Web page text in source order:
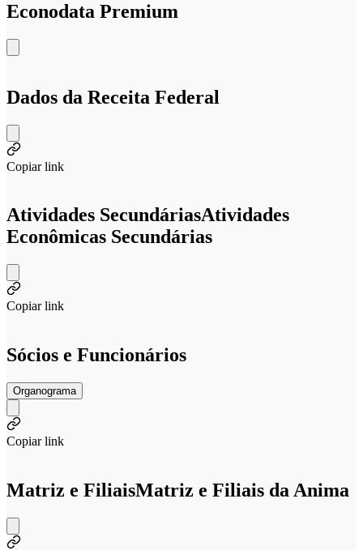
Econodata Premium
Dados da Receita Federal
Copiar link
Atividades SecundáriasAtividades
Econômicas Secundárias
Copiar link
Sócios e Funcionários
Organograma
Copiar link
Matriz e FiliaisMatriz e Filiais da Anima